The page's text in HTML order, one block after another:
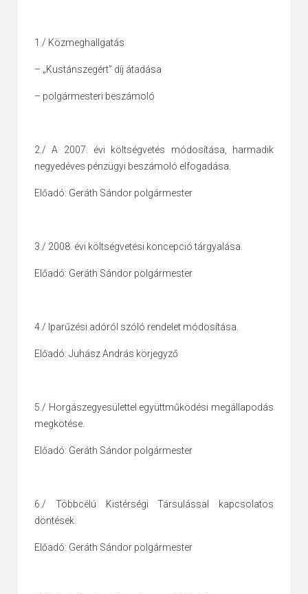
1./ Közmeghallgatás
– „Kustánszegért” díj átadása
– polgármesteri beszámoló
2./ A 2007. évi költségvetés módosítása, harmadik
negyedéves pénzügyi beszámoló elfogadása.
Előadó: Geráth Sándor polgármester
3./ 2008. évi költségvetési koncepció tárgyalása.
Előadó: Geráth Sándor polgármester
4./ Iparűzési adóról szóló rendelet módosítása.
Előadó: Juhász András körjegyző
5./ Horgászegyesülettel együttműködési megállapodás
megkötése.
Előadó: Geráth Sándor polgármester
6./ Többcélú Kistérségi Társulással kapcsolatos
döntések.
Előadó: Geráth Sándor polgármester